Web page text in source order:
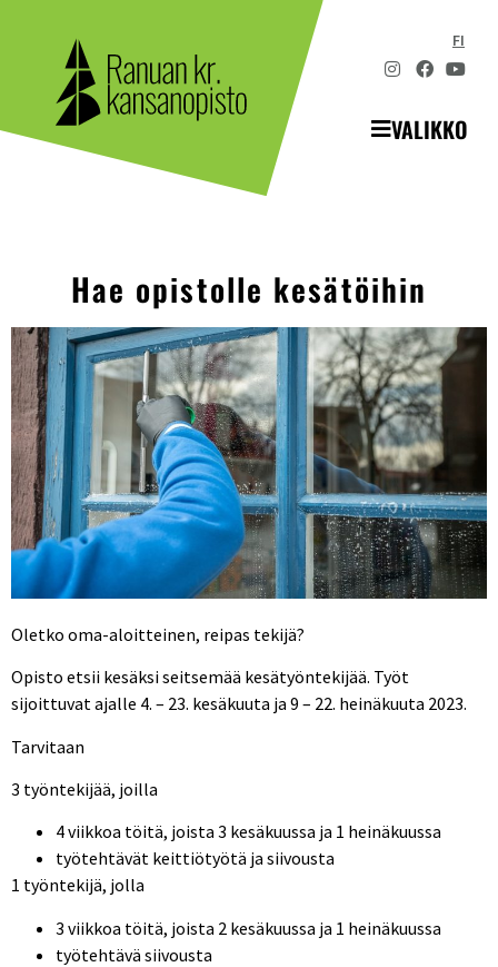
FI
VALIKKO
Hae opistolle kesätöihin
Oletko oma-aloitteinen, reipas tekijä?
Opisto etsii kesäksi seitsemää kesätyöntekijää. Työt
sijoittuvat ajalle 4. – 23. kesäkuuta ja 9 – 22. heinäkuuta 2023.
Tarvitaan
3 työntekijää, joilla
4 viikkoa töitä, joista 3 kesäkuussa ja 1 heinäkuussa
työtehtävät keittiötyötä ja siivousta
1 työntekijä, jolla
3 viikkoa töitä, joista 2 kesäkuussa ja 1 heinäkuussa
työtehtävä siivousta